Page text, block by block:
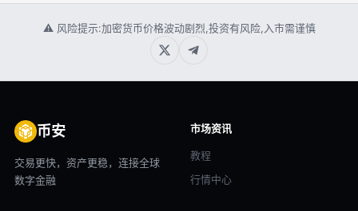
⚠ 风险提示:加密货币价格波动剧烈,投资有风险,入市需谨慎
币安
交易更快，资产更稳，连接全球
数字金融
市场资讯
教程
行情中心